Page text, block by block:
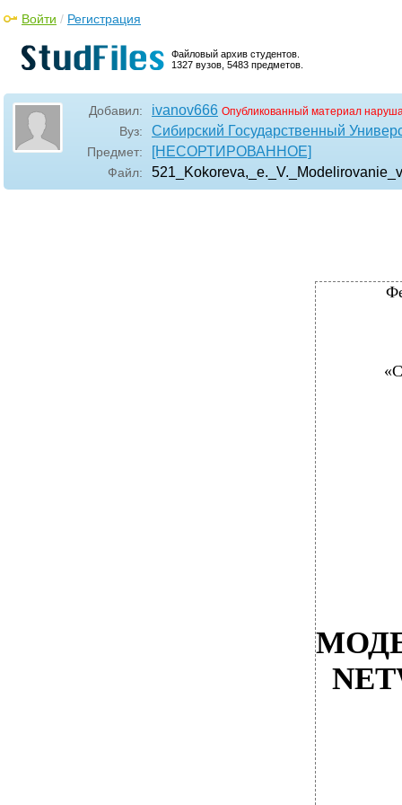
Файловый архив студентов.
1327 вузов, 5483 предметов.
Войти / Регистрация
Добавил: ivanov666 Опубликованный материал
Вуз: Сибирский Государственный
Предмет: [НЕСОРТИРОВАННОЕ]
Файл: